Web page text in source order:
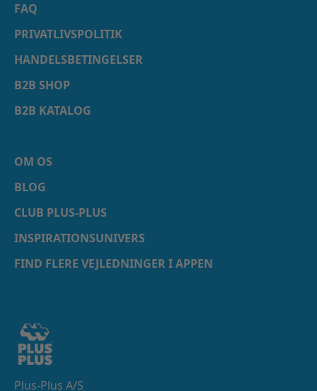
Plus-Plus A/S
FAQ
PRIVATLIVSPOLITIK
HANDELSBETINGELSER
B2B SHOP
B2B KATALOG
OM OS
BLOG
CLUB PLUS-PLUS
INSPIRATIONSUNIVERS
FIND FLERE VEJLEDNINGER I APPEN